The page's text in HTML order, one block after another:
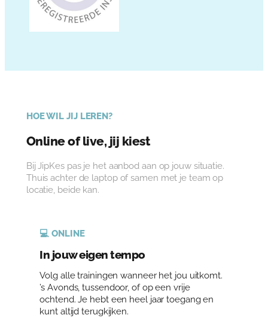
HOE WIL JIJ LEREN?
Online of live, jij kiest
Bij JipKes pas je het aanbod aan op jouw situatie.
Thuis achter de laptop of samen met je team op
locatie, beide kan.
💻 ONLINE
In jouw eigen tempo
Volg alle trainingen wanneer het jou uitkomt.
’s Avonds, tussendoor, of op een vrije
ochtend. Je hebt een heel jaar toegang en
kunt altijd terugkijken.